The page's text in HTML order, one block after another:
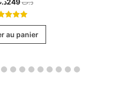
د.ت249
out
of 5
au panier